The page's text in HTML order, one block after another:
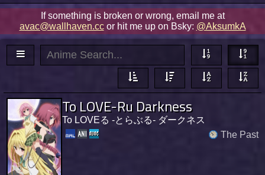
If something is broken or wrong, email me at
avac@wallhaven.ccor hit me up on Bsky: @AksumkA
To LOVE-Ru Darkness
To LOVEる -とらぶる- ダークネス
The Past